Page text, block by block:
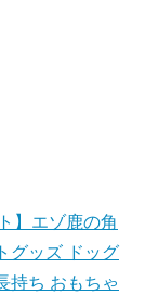
】エゾ鹿の角
グッズ ドッグ
持ち おもちゃ